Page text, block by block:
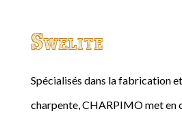
Swelite
Spécialisés dans la fabrication
charpente, CHARPIMO met en